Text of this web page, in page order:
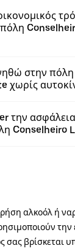
στην πόλη
χωρίς
την
Conselheiro
αλκοόλ ή
την
σας βρίσκεται